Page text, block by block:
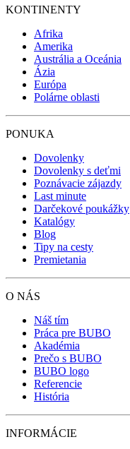
KONTINENTY
Afrika
Amerika
Austrália a Oceánia
Ázia
Európa
Polárne oblasti
PONUKA
Dovolenky
Dovolenky s deťmi
Poznávacie zájazdy
Last minute
Darčekové poukážky
Katalógy
Blog
Tipy na cesty
Premietania
O NÁS
Náš tím
Práca pre BUBO
Akadémia
Prečo s BUBO
BUBO logo
Referencie
História
INFORMÁCIE